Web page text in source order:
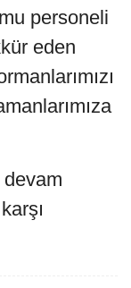
personeli
eden
devam